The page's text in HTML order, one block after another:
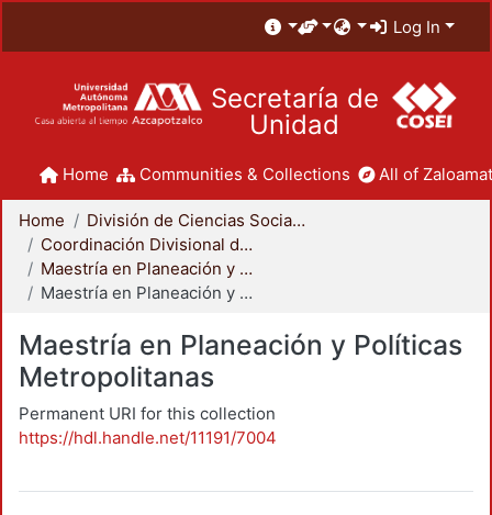
Log In
Secretaría de
Unidad
Home Communities & Collections All of
Home
División de Ciencias Sociales y Humanidades
Coordinación Divisional de Posgrado
Maestría en Planeación y Políticas Metropolitanas
Maestría en Planeación y Políticas Metropolitanas
Maestría en Planeación y Políticas
Metropolitanas
Permanent URI for this collection
https://hdl.handle.net/11191/7004